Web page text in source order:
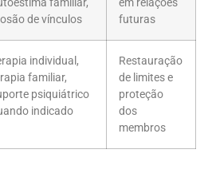
de vínculos
futuras
individual,
familiar,
psiquiátrico
indicado
Restauração
de limites e
proteção
dos
membros